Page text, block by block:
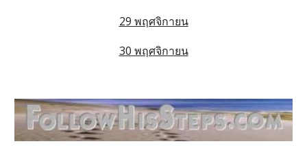
29 พฤศจิกายน
30 พฤศจิกายน